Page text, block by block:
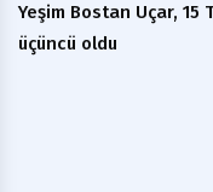
Yeşim Bostan Uçar, 15
üçüncü oldu